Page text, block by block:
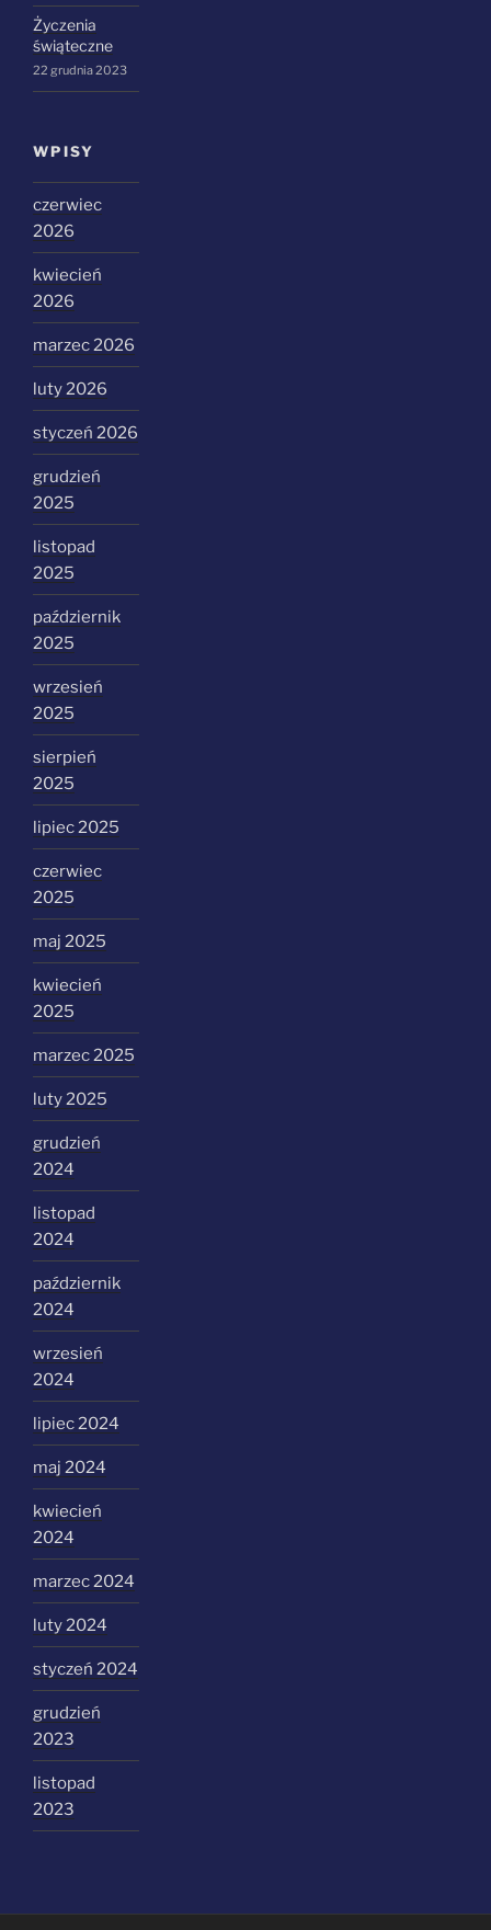
Życzenia
świąteczne
22 grudnia 2023
WPISY
czerwiec
2026
kwiecień
2026
marzec 2026
luty 2026
styczeń 2026
grudzień
2025
listopad
2025
październik
2025
wrzesień
2025
sierpień
2025
lipiec 2025
czerwiec
2025
maj 2025
kwiecień
2025
marzec 2025
luty 2025
grudzień
2024
listopad
2024
październik
2024
wrzesień
2024
lipiec 2024
maj 2024
kwiecień
2024
marzec 2024
luty 2024
styczeń 2024
grudzień
2023
listopad
2023